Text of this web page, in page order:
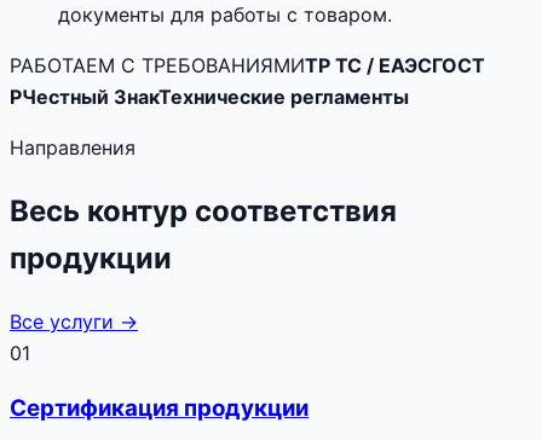
документы для работы с товаром.
РАБОТАЕМ С ТРЕБОВАНИЯМИТР ТС / ЕАЭСГОСТ
РЧестный ЗнакТехнические регламенты
Направления
Весь контур соответствия
продукции
Все услуги →
01
Сертификация продукции